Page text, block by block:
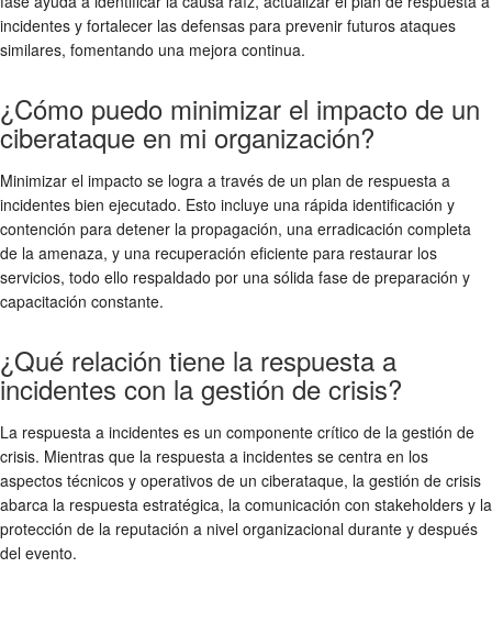
incidentes y fortalecer las defensas para prevenir futuros ataques
similares, fomentando una mejora continua.
¿Cómo puedo minimizar el impacto de un
ciberataque en mi organización?
Minimizar el impacto se logra a través de un plan de respuesta a
incidentes bien ejecutado. Esto incluye una rápida identificación y
contención para detener la propagación, una erradicación completa
de la amenaza, y una recuperación eficiente para restaurar los
servicios, todo ello respaldado por una sólida fase de preparación y
capacitación constante.
¿Qué relación tiene la respuesta a
incidentes con la gestión de crisis?
La respuesta a incidentes es un componente crítico de la gestión de
crisis. Mientras que la respuesta a incidentes se centra en los
aspectos técnicos y operativos de un ciberataque, la gestión de crisis
abarca la respuesta estratégica, la comunicación con stakeholders y la
protección de la reputación a nivel organizacional durante y después
del evento.